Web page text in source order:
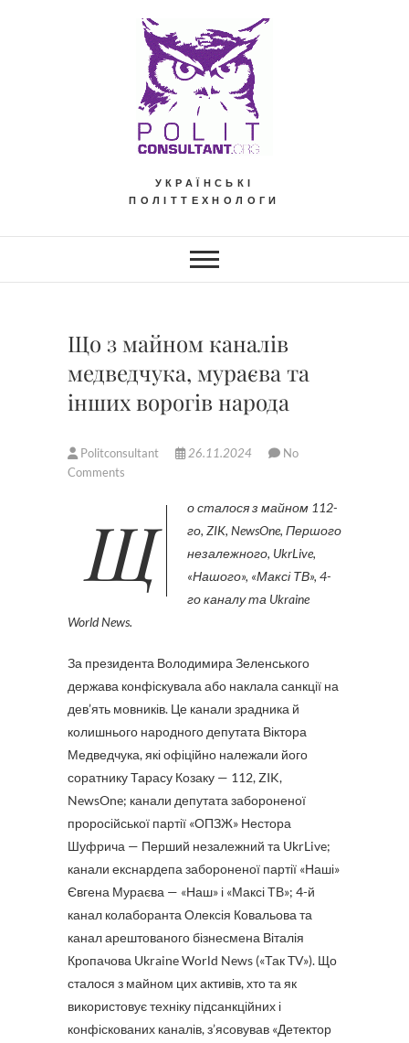
УКРАЇНСЬКІ
ПОЛІТТЕХНОЛОГИ
Що з майном каналів
медведчука, мураєва та
інших ворогів народа
Politconsultant 26.11.2024
No
Comments
Що сталося з майном 112-
го, ZIK, NewsOne, Першого
незалежного, UkrLive,
«Нашого», «Максі ТВ», 4-
го каналу та Ukraine
World News.
За президента Володимира Зеленського
держава конфіскувала або наклала санкції на
дев’ять мовників. Це канали зрадника й
колишнього народного депутата Віктора
Медведчука, які офіційно належали його
соратнику Тарасу Козаку — 112, ZIK,
NewsOne; канали депутата забороненої
проросійської партії «ОПЗЖ» Нестора
Шуфрича — Перший незалежний та UkrLive;
канали екснардепа забороненої партії «Наші»
Євгена Мураєва — «Наш» і «Максі ТВ»; 4-й
канал колаборанта Олексія Ковальова та
канал арештованого бізнесмена Віталія
Кропачова Ukraine World News («Так TV»). Що
сталося з майном цих активів, хто та як
використовує техніку підсанкційних і
конфіскованих каналів, з’ясовував «Детектор